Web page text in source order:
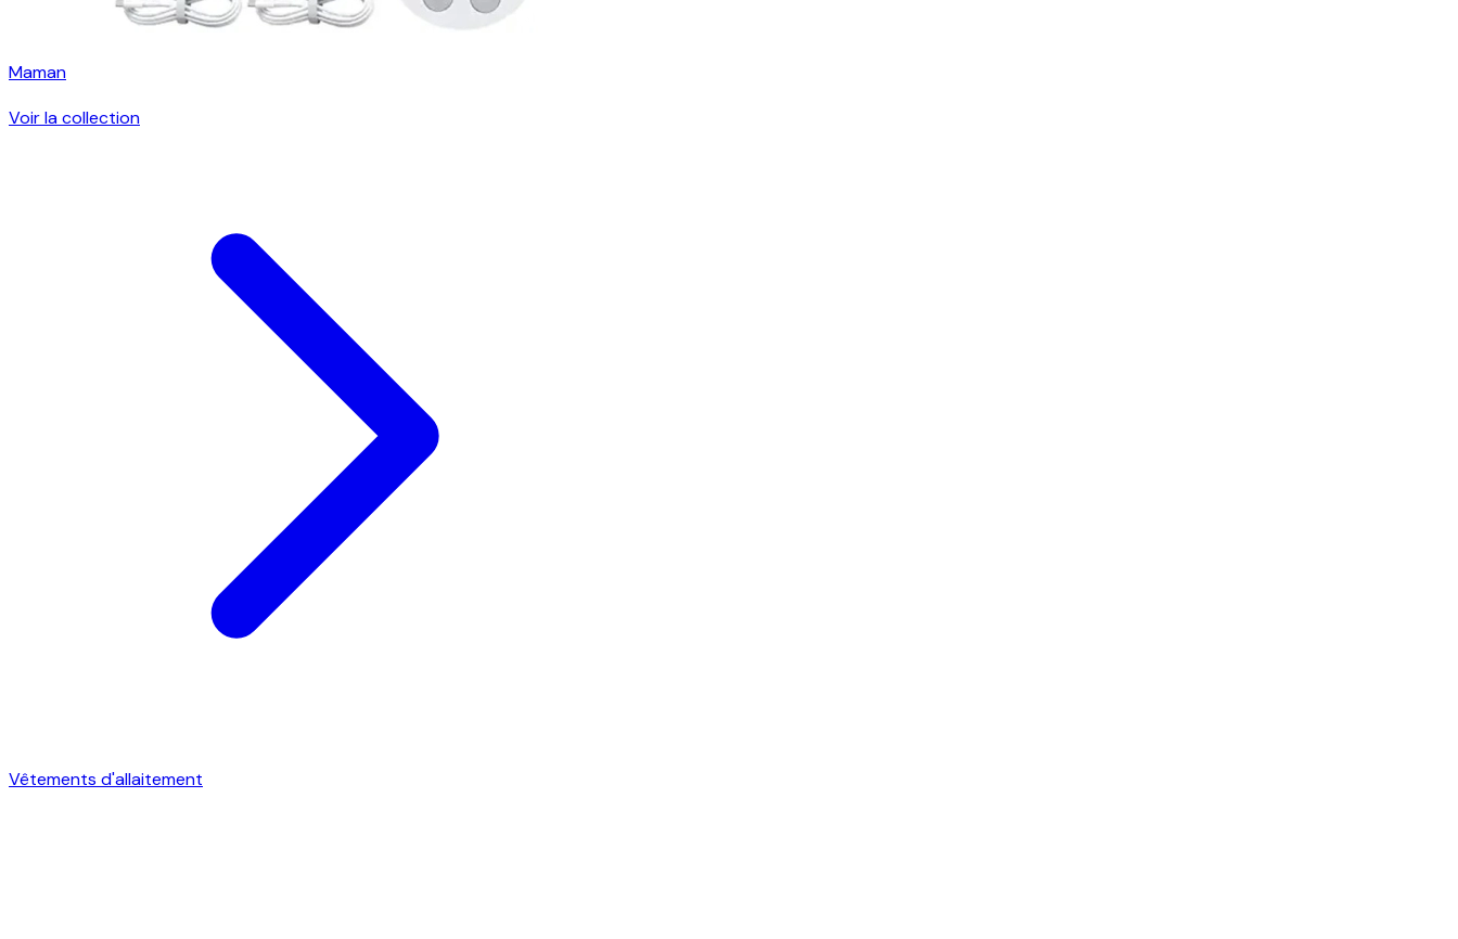
Maman
Voir la collection
Vêtements d'allaitement